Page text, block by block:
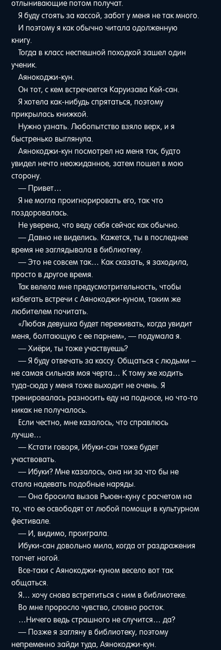
отлынивающие потом получат.
Я буду стоять за кассой, забот у меня не так много.
И поэтому я как обычно читала одолженную
книгу.
Тогда в класс неспешной походкой зашел один
ученик.
Аянокоджи-кун.
Он тот, с кем встречается Каруизава Кей-сан.
Я хотела как-нибудь спрятаться, поэтому
прикрылась книжкой.
Нужно узнать. Любопытство взяло верх, и я
быстренько выглянула.
Аянокоджи-кун посмотрел на меня так, будто
увидел нечто неожиданное, затем пошел в мою
сторону.
— Привет…
Я не могла проигнорировать его, так что
поздоровалась.
Не уверена, что веду себя сейчас как обычно.
— Давно не виделись. Кажется, ты в последнее
время не заглядывала в библиотеку.
— Это не совсем так… Как сказать, я заходила,
просто в другое время.
Так велела мне предусмотрительность, чтобы
избегать встречи с Аянокоджи-куном, таким же
любителем почитать.
«Любая девушка будет переживать, когда увидит
меня, болтающую с ее парнем», — подумала я.
— Хиёри, ты тоже участвуешь?
— Я буду отвечать за кассу. Общаться с людьми –
не самая сильная моя черта… К тому же ходить
туда-сюда у меня тоже выходит не очень. Я
тренировалась разносить еду на подносе, но что-то
никак не получалось.
Если честно, мне казалось, что справлюсь
лучше…
— Кстати говоря, Ибуки-сан тоже будет
участвовать.
— Ибуки? Мне казалось, она ни за что бы не
стала надевать подобные наряды.
— Она бросила вызов Рьюен-куну с расчетом на
то, что ее освободят от любой помощи в культурном
фестивале.
— И, видимо, проиграла.
Ибуки-сан довольно мила, когда от раздражения
топчет ногой.
Все-таки с Аянокоджи-куном весело вот так
общаться.
Я… хочу снова встретиться с ним в библиотеке.
Во мне проросло чувство, словно росток.
…Ничего ведь страшного не случится… да?
— Позже я загляну в библиотеку, поэтому
непременно зайди туда, Аянокоджи-кун.